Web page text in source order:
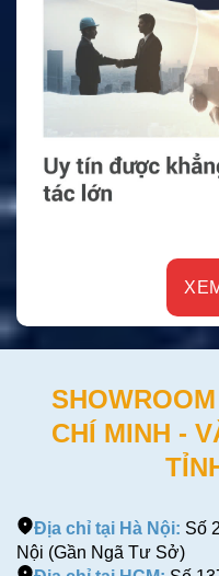
CHÍ MINH -
Địa chỉ tại Hà Nội: Số
Nội (Gần Ngã Tư Sở)